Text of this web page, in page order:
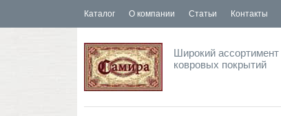
Каталог О компании Статьи Контакты
Широкий ассортимент
ковровых покрытий